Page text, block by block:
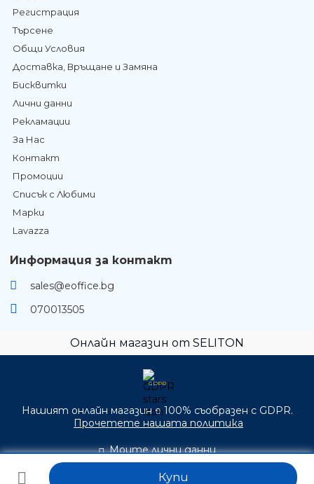
Регистрация
Търсене
Общи Условия
Доставка, Връщане и Замяна
Бисквитки
Лични данни
Рекламации
За Нас
Контакт
Промоции
Списък с Любими
Марки
Lavazza
Информация за контакт
sales@eoffice.bg
070013505
Онлайн магазин от SELITON
GDPR
Нашият онлайн магазин е 100% съобразен с GDPR.
Прочетете нашата политика
Моите лични данни